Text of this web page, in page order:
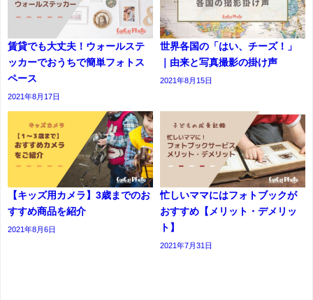
賃貸でも大丈夫！ウォールステ
ッカーでおうちで簡単フォトス
ペース
2021年8月17日
世界各国の「はい、チーズ！」
｜由来と写真撮影の掛け声
2021年8月15日
【キッズ用カメラ】3歳までのお
すすめ商品を紹介
2021年8月6日
忙しいママにはフォトブックが
おすすめ【メリット・デメリッ
ト】
2021年7月31日